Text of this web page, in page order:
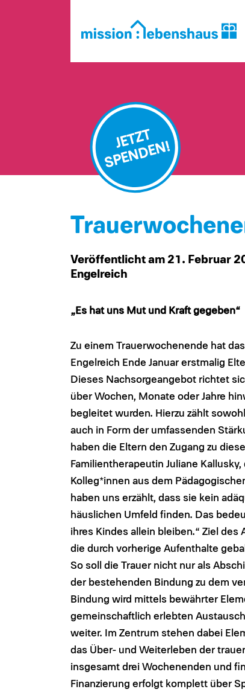
JETZT
SPENDEN!
Veröffentlicht am 21. Februar
Engelreich
„Es hat uns Mut und Kraft gegeben“
Zu einem Trauerwochenende hat
Engelreich Ende Januar erstmalig
Dieses Nachsorgeangebot richtet
über Wochen, Monate oder Jahre
begleitet wurden. Hierzu zählt
auch in Form der umfassenden
haben die Eltern den Zugang zu
Familientherapeutin Juliane
Kolleg*innen aus dem
haben uns erzählt, dass sie kein
häuslichen Umfeld finden. Das
ihres Kindes allein bleiben.“ Ziel
die durch vorherige Aufenthalte
So soll die Trauer nicht nur als
der bestehenden Bindung zu dem
Bindung wird mittels bewährter
gemeinschaftlich erlebten
weiter. Im Zentrum stehen dabei
das Über- und Weiterleben der
insgesamt drei Wochenenden und
Finanzierung erfolgt komplett über